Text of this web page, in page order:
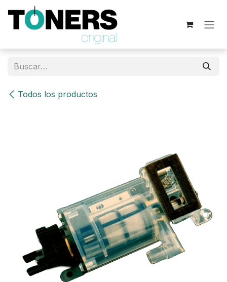
Ir al contenido
Todos los productos